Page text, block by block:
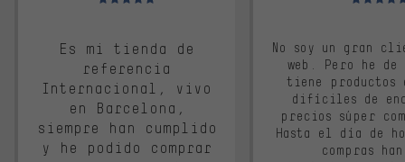
Es mi tienda de
referencia
Internacional, vivo
en Barcelona,
siempre han cumplido
y he podido comprar
No soy un gran
web. Pero he
tiene productos
difíciles de
precios súper
Hasta el día de
compras